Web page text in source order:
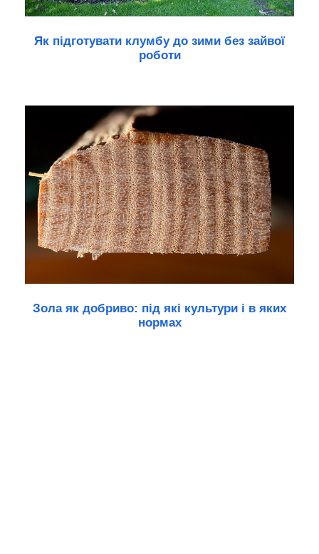
Як підготувати клумбу до зими без зайвої
роботи
Зола як добриво: під які культури і в яких
нормах